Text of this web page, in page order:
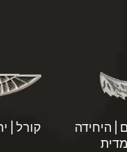
| היחידה
קורל |